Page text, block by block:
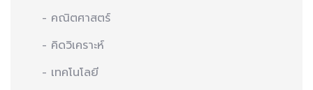
- คณิตศาสตร์
- คิดวิเคราะห์
- เทคโนโลยี